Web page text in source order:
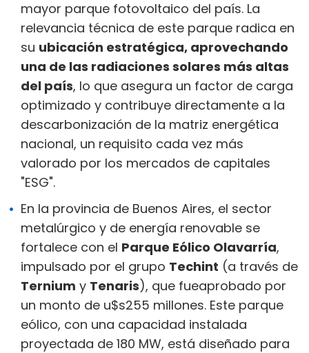
mayor parque fotovoltaico del país. La
relevancia técnica de este parque radica en
su ubicación estratégica, aprovechando
una de las radiaciones solares más altas
del país, lo que asegura un factor de carga
optimizado y contribuye directamente a la
descarbonización de la matriz energética
nacional, un requisito cada vez más
valorado por los mercados de capitales
"ESG".
En la provincia de Buenos Aires, el sector
metalúrgico y de energía renovable se
fortalece con el Parque Eólico Olavarría,
impulsado por el grupo Techint (a través de
Ternium y Tenaris), que fueaprobado por
un monto de u$s255 millones. Este parque
eólico, con una capacidad instalada
proyectada de 180 MW, está diseñado para